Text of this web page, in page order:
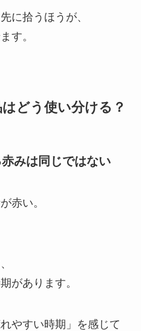
に拾うほうが、
す。
はどう使い分ける？
みは同じではない
赤い。
があります。
やすい時期」を感じて